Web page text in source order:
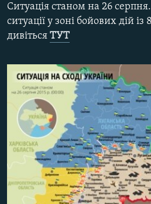
СПЕЦПРОЕКТИ
ДЕПОРТАЦІЯ
СВІДЧЕННЯ ОКУПАЦІЇ
УКРАЇНСЬКА ПРОБЛЕМА КРИМУ
ІНФОГРАФІКА
ЯК ОБІЙТИ БЛОКУВАННЯ
Русский
Qırımtatar
ДОЛУЧАЙСЯ!
Усі сайти RFE/RL
Ситуація станом на 26
ситуації у зоні бойових дій
дивіться ТУТ